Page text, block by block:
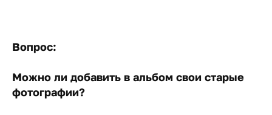
Вопрос:
Можно ли добавить в альбом свои старые
фотографии?